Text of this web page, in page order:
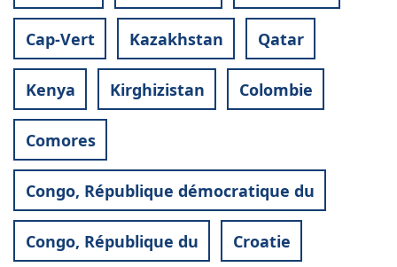
Cap-Vert Kazakhstan Qatar
Kenya Kirghizistan Colombie
Comores
Congo, République démocratique du
Congo, République du Croatie